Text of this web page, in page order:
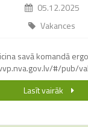
05.12.2025
Vakances
savā komandā
#/pub/
Lasīt vairāk